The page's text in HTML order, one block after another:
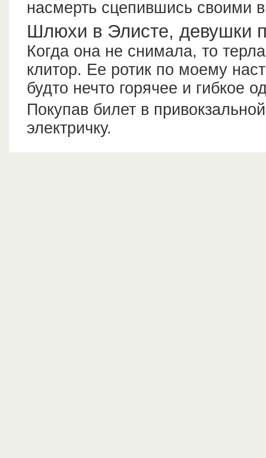
насмерть сцепившись своими
Шлюхи в Элисте, девушки
Когда она не снимала, то
клитор. Ее ротик по моему
будто нечто горячее и гибкое
Покупав билет в
электричку.